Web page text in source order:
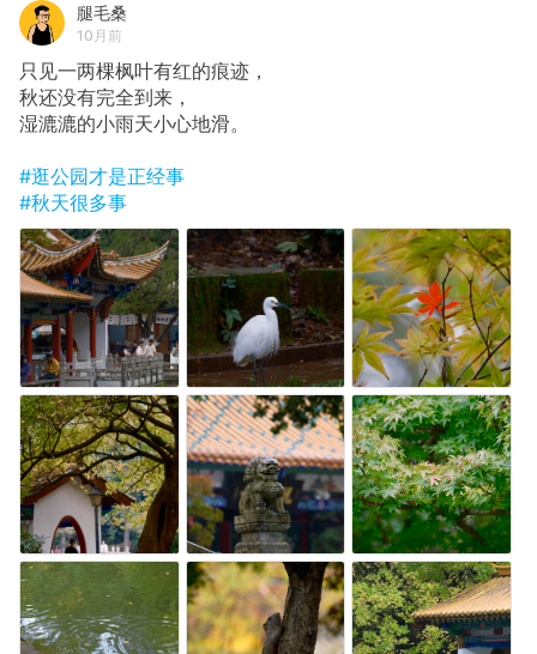
腿毛桑
10月前
只见一两棵枫叶有红的痕迹，
秋还没有完全到来，
湿漉漉的小雨天小心地滑。
#逛公园才是正经事
#秋天很多事